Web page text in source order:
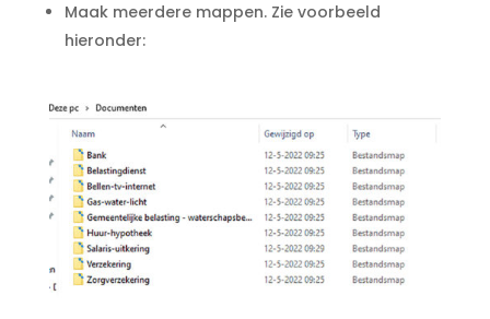
Maak meerdere mappen. Zie voorbeeld
hieronder: